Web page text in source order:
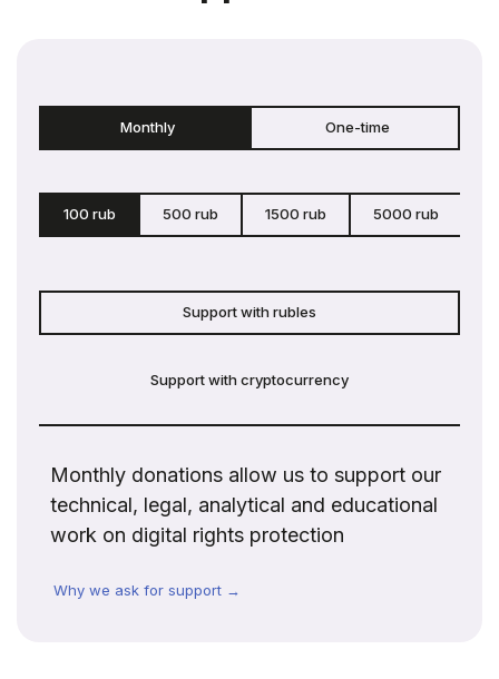
Monthly One-time
100 rub 500 rub 1500 rub 5000 rub
Support with rubles
Support with cryptocurrency
Monthly donations allow us to support our
technical, legal, analytical and educational
work on digital rights protection
Why we ask for support →